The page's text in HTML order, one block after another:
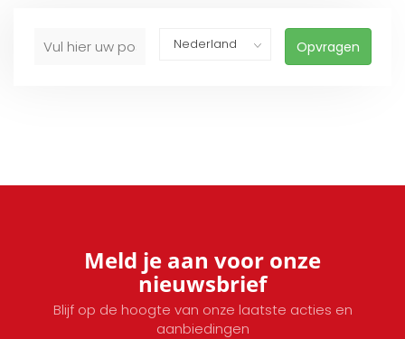
Opvragen
Meld je aan voor onze
nieuwsbrief
Blijf op de hoogte van onze laatste acties en
aanbiedingen